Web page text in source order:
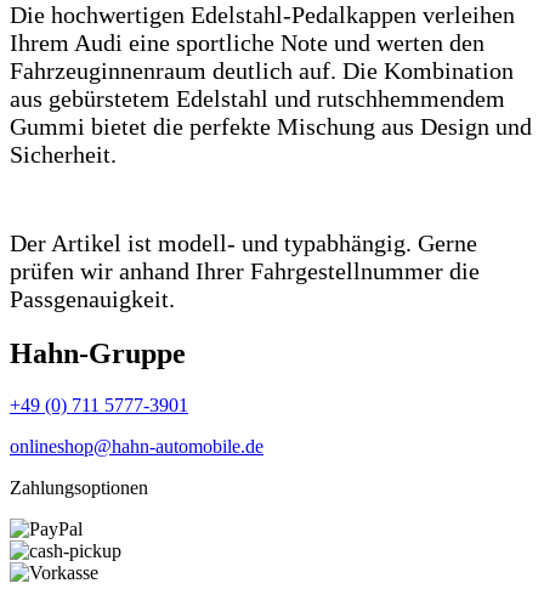
Die hochwertigen Edelstahl-Pedalkappen verleihen
Ihrem Audi eine sportliche Note und werten den
Fahrzeuginnenraum deutlich auf. Die Kombination
aus gebürstetem Edelstahl und rutschhemmendem
Gummi bietet die perfekte Mischung aus Design und
Sicherheit.
Der Artikel ist modell- und typabhängig. Gerne
prüfen wir anhand Ihrer Fahrgestellnummer die
Passgenauigkeit.
Hahn-Gruppe
+49 (0) 711 5777-3901
onlineshop@hahn-automobile.de
Zahlungsoptionen